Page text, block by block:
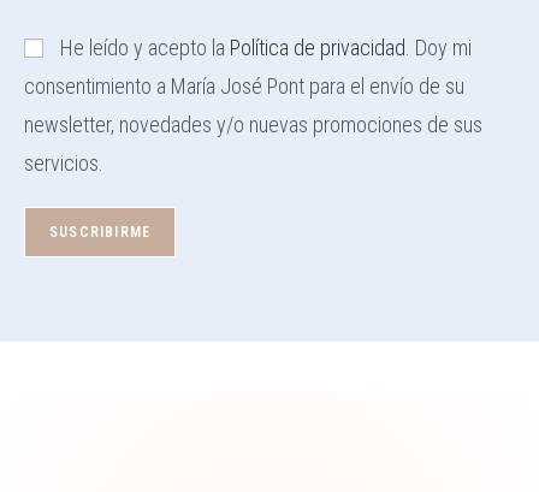
He leído y acepto la Política de privacidad . Doy mi
consentimiento a María José Pont para el envío de su
newsletter, novedades y/o nuevas promociones de sus
servicios.